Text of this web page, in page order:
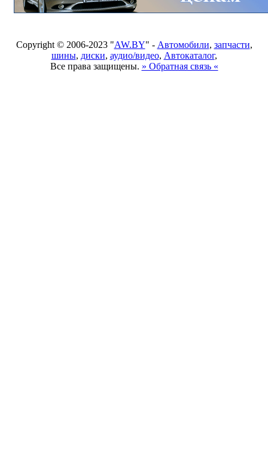
Copyright © 2006-2023 "AW.BY" - Автомобили, запчасти,
шины, диски, аудио/видео, Автокаталог,
Все права защищены. » Обратная связь «